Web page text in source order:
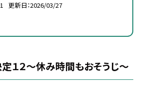
更新日 2026/03/27
１２～休み時間もおそうじ～